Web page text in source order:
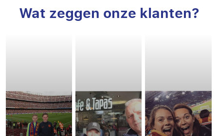
Wat zeggen onze klanten?